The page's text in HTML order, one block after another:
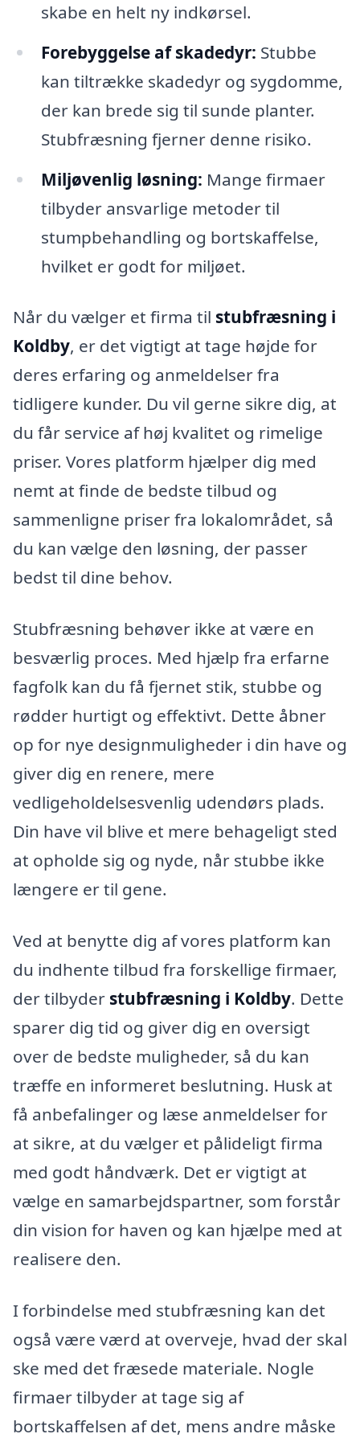
skabe en helt ny indkørsel.
Forebyggelse af skadedyr: Stubbe
kan tiltrække skadedyr og sygdomme,
der kan brede sig til sunde planter.
Stubfræsning fjerner denne risiko.
Miljøvenlig løsning: Mange firmaer
tilbyder ansvarlige metoder til
stumpbehandling og bortskaffelse,
hvilket er godt for miljøet.
Når du vælger et firma til stubfræsning i
Koldby, er det vigtigt at tage højde for
deres erfaring og anmeldelser fra
tidligere kunder. Du vil gerne sikre dig, at
du får service af høj kvalitet og rimelige
priser. Vores platform hjælper dig med
nemt at finde de bedste tilbud og
sammenligne priser fra lokalområdet, så
du kan vælge den løsning, der passer
bedst til dine behov.
Stubfræsning behøver ikke at være en
besværlig proces. Med hjælp fra erfarne
fagfolk kan du få fjernet stik, stubbe og
rødder hurtigt og effektivt. Dette åbner
op for nye designmuligheder i din have og
giver dig en renere, mere
vedligeholdelsesvenlig udendørs plads.
Din have vil blive et mere behageligt sted
at opholde sig og nyde, når stubbe ikke
længere er til gene.
Ved at benytte dig af vores platform kan
du indhente tilbud fra forskellige firmaer,
der tilbyder stubfræsning i Koldby. Dette
sparer dig tid og giver dig en oversigt
over de bedste muligheder, så du kan
træffe en informeret beslutning. Husk at
få anbefalinger og læse anmeldelser for
at sikre, at du vælger et pålideligt firma
med godt håndværk. Det er vigtigt at
vælge en samarbejdspartner, som forstår
din vision for haven og kan hjælpe med at
realisere den.
I forbindelse med stubfræsning kan det
også være værd at overveje, hvad der skal
ske med det fræsede materiale. Nogle
firmaer tilbyder at tage sig af
bortskaffelsen af det, mens andre måske